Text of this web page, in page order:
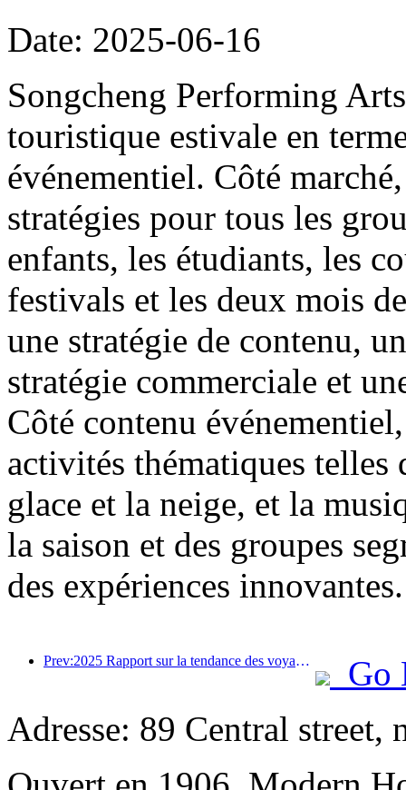
Date: 2025-06-16
Songcheng Performing
touristique estivale en
événementiel. Côté
stratégies pour tous les
enfants, les étudiants, les
festivals et les deux mois
une stratégie de contenu,
stratégie commerciale et
Côté contenu
activités thématiques telles
glace et la neige, et la
la saison et des groupes
des expériences innovantes.
Prev:2025 Rapport sur la tendance des voyages d'été: la clientèle parent-enfant représente plus de 60%
Go
Adresse: 89 Central street,